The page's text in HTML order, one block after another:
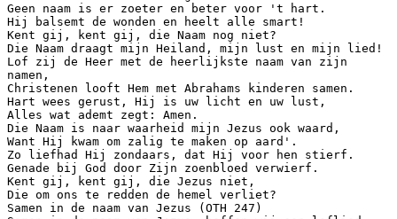
Geen naam is er zoeter en beter voor 't hart.
Hij balsemt de wonden en heelt alle smart!
Kent gij, kent gij, die Naam nog niet?
Die Naam draagt mijn Heiland, mijn lust en mijn lied!
Lof zij de Heer met de heerlijkste naam van zijn
namen,
Christenen looft Hem met Abrahams kinderen samen.
Hart wees gerust, Hij is uw licht en uw lust,
Alles wat ademt zegt: Amen.
Die Naam is naar waarheid mijn Jezus ook waard,
Want Hij kwam om zalig te maken op aard'.
Zo liefhad Hij zondaars, dat Hij voor hen stierf.
Genade bij God door Zijn zoenbloed verwierf.
Kent gij, kent gij, die Jezus niet,
Die om ons te redden de hemel verliet?
Samen in de naam van Jezus (OTH 247)